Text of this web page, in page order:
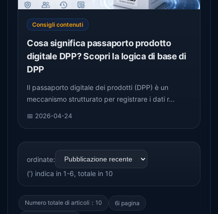
Consigli contenuti
Cosa significa passaporto prodotto
digitale DPP? Scopri la logica di base di
DPP
Il passaporto digitale dei prodotti (DPP) è un
meccanismo strutturato per registrare i dati r...
📅 2026-04-24
ordinate:
(’) indica in 1-6, totale in 10
Numero totale di articoli：10 6i pagina